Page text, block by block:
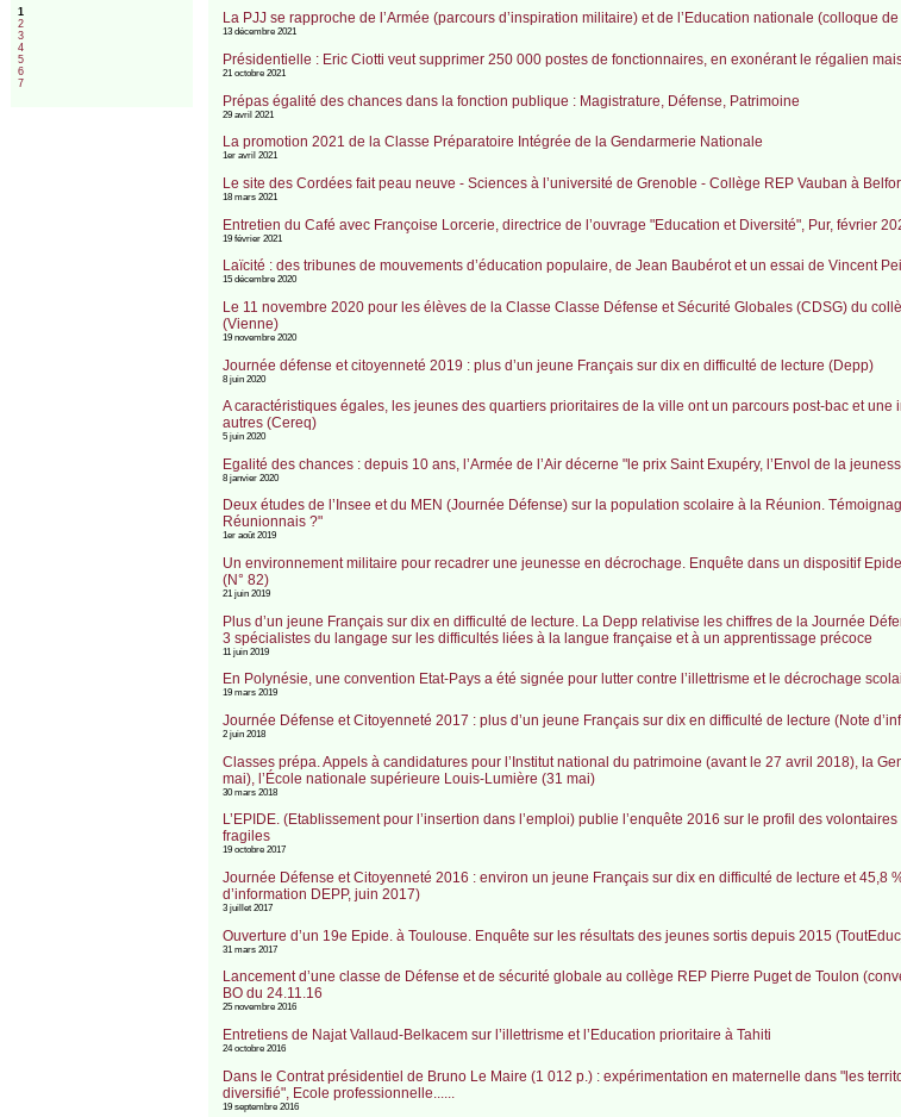
1
2
3
4
5
6
7
La PJJ se rapproche de l’Armée (parcours d’inspiration militaire) et de l’Education nationale (colloque
13 décembre 2021
Présidentielle : Eric Ciotti veut supprimer 250 000 postes de fonctionnaires, en exonérant le régalien
21 octobre 2021
Prépas égalité des chances dans la fonction publique : Magistrature, Défense, Patrimoine
29 avril 2021
La promotion 2021 de la Classe Préparatoire Intégrée de la Gendarmerie Nationale
1er avril 2021
Le site des Cordées fait peau neuve - Sciences à l’université de Grenoble - Collège REP Vauban à
18 mars 2021
Entretien du Café avec Françoise Lorcerie, directrice de l’ouvrage "Education et Diversité", Pur, février
19 février 2021
Laïcité : des tribunes de mouvements d’éducation populaire, de Jean Baubérot et un essai de Vincent
15 décembre 2020
Le 11 novembre 2020 pour les élèves de la Classe Classe Défense et Sécurité Globales (CDSG) du
(Vienne)
19 novembre 2020
Journée défense et citoyenneté 2019 : plus d’un jeune Français sur dix en difficulté de lecture (Depp)
8 juin 2020
A caractéristiques égales, les jeunes des quartiers prioritaires de la ville ont un parcours post-bac et
autres (Cereq)
5 juin 2020
Egalité des chances : depuis 10 ans, l’Armée de l’Air décerne "le prix Saint Exupéry, l’Envol de la
8 janvier 2020
Deux études de l’Insee et du MEN (Journée Défense) sur la population scolaire à la Réunion.
Réunionnais ?"
1er août 2019
Un environnement militaire pour recadrer une jeunesse en décrochage. Enquête dans un dispositif
(N° 82)
21 juin 2019
Plus d’un jeune Français sur dix en difficulté de lecture. La Depp relativise les chiffres de la Journée
3 spécialistes du langage sur les difficultés liées à la langue française et à un apprentissage précoce
11 juin 2019
En Polynésie, une convention Etat-Pays a été signée pour lutter contre l’illettrisme et le décrochage
19 mars 2019
Journée Défense et Citoyenneté 2017 : plus d’un jeune Français sur dix en difficulté de lecture (Note
2 juin 2018
Classes prépa. Appels à candidatures pour l’Institut national du patrimoine (avant le 27 avril 2018), la
mai), l’École nationale supérieure Louis-Lumière (31 mai)
30 mars 2018
L’EPIDE. (Etablissement pour l’insertion dans l’emploi) publie l’enquête 2016 sur le profil des
fragiles
19 octobre 2017
Journée Défense et Citoyenneté 2016 : environ un jeune Français sur dix en difficulté de lecture et 45,8
d’information DEPP, juin 2017)
3 juillet 2017
Ouverture d’un 19e Epide. à Toulouse. Enquête sur les résultats des jeunes sortis depuis 2015
31 mars 2017
Lancement d’une classe de Défense et de sécurité globale au collège REP Pierre Puget de Toulon
BO du 24.11.16
25 novembre 2016
Entretiens de Najat Vallaud-Belkacem sur l’illettrisme et l’Education prioritaire à Tahiti
24 octobre 2016
Dans le Contrat présidentiel de Bruno Le Maire (1 012 p.) : expérimentation en maternelle dans "les
diversifié", Ecole professionnelle......
19 septembre 2016